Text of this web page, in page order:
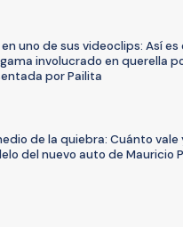
en uno de sus videoclips: Así es
involucrado en querella
por Pailita
de la quiebra: Cuánto vale
del nuevo auto de Mauricio